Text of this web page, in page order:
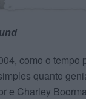
como o tempo
quanto
e Charley